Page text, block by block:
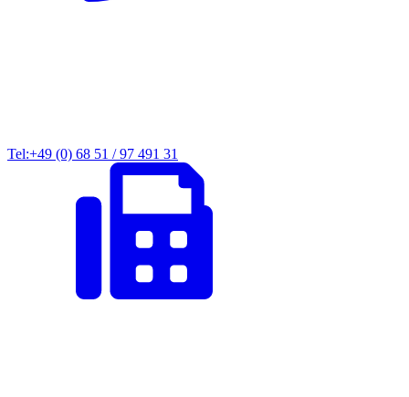
Tel:+49 (0) 68 51 / 97 491 31